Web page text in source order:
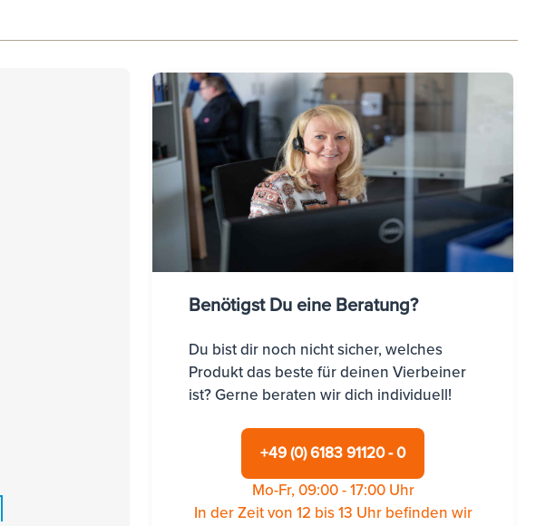
Benötigst Du eine Beratung?
Du bist dir noch nicht sicher, welches
Produkt das beste für deinen Vierbeiner
ist? Gerne beraten wir dich individuell!
+49 (0) 6183 91120 - 0
Mo-Fr, 09:00 - 17:00 Uhr
In der Zeit von 12 bis 13 Uhr befinden wir